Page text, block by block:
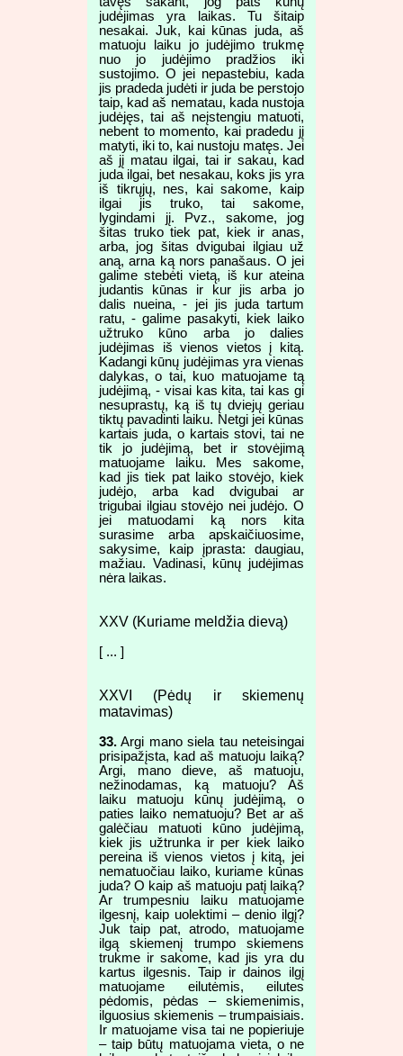
judėjimas yra laikas. Tu šitaip
nesakai. Juk, kai kūnas juda, aš
matuoju laiku jo judėjimo trukmę
nuo jo judėjimo pradžios iki
sustojimo. O jei nepastebiu, kada
jis pradeda judėti ir juda be perstojo
taip, kad aš nematau, kada nustoja
judėjęs, tai aš neįstengiu matuoti,
nebent to momento, kai pradedu jį
matyti, iki to, kai nustoju matęs. Jei
aš jį matau ilgai, tai ir sakau, kad
juda ilgai, bet nesakau, koks jis yra
iš tikrųjų, nes, kai sakome, kaip
ilgai jis truko, tai sakome,
lygindami jį. Pvz., sakome, jog
šitas truko tiek pat, kiek ir anas,
arba, jog šitas dvigubai ilgiau už
aną, arna ką nors panašaus. O jei
galime stebėti vietą, iš kur ateina
judantis kūnas ir kur jis arba jo
dalis nueina, - jei jis juda tartum
ratu, - galime pasakyti, kiek laiko
užtruko kūno arba jo dalies
judėjimas iš vienos vietos į kitą.
Kadangi kūnų judėjimas yra vienas
dalykas, o tai, kuo matuojame tą
judėjimą, - visai kas kita, tai kas gi
nesuprastų, ką iš tų dviejų geriau
tiktų pavadinti laiku. Netgi jei kūnas
kartais juda, o kartais stovi, tai ne
tik jo judėjimą, bet ir stovėjimą
matuojame laiku. Mes sakome,
kad jis tiek pat laiko stovėjo, kiek
judėjo, arba kad dvigubai ar
trigubai ilgiau stovėjo nei judėjo. O
jei matuodami ką nors kita
surasime arba apskaičiuosime,
sakysime, kaip įprasta: daugiau,
mažiau. Vadinasi, kūnų judėjimas
nėra laikas.
XXV (Kuriame meldžia dievą)
[ ... ]
XXVI (Pėdų ir skiemenų
matavimas)
33. Argi mano siela tau neteisingai
prisipažįsta, kad aš matuoju laiką?
Argi, mano dieve, aš matuoju,
nežinodamas, ką matuoju? Aš
laiku matuoju kūnų judėjimą, o
paties laiko nematuoju? Bet ar aš
galėčiau matuoti kūno judėjimą,
kiek jis užtrunka ir per kiek laiko
pereina iš vienos vietos į kitą, jei
nematuočiau laiko, kuriame kūnas
juda? O kaip aš matuoju patį laiką?
Ar trumpesniu laiku matuojame
ilgesnį, kaip uolektimi – denio ilgį?
Juk taip pat, atrodo, matuojame
ilgą skiemenį trumpo skiemens
trukme ir sakome, kad jis yra du
kartus ilgesnis. Taip ir dainos ilgį
matuojame eilutėmis, eilutes
pėdomis, pėdas – skiemenimis,
ilguosius skiemenis – trumpaisiais.
Ir matuojame visa tai ne popieriuje
– taip būtų matuojama vieta, o ne